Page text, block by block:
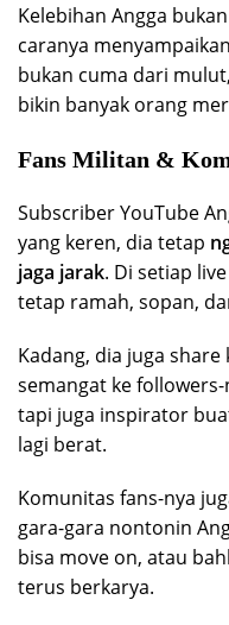
Kelebihan Angga
caranya
bukan cuma dari
bikin banyak orang
Fans Militan &
Subscriber YouTube
yang keren, dia tetap
jaga jarak. Di setiap
tetap ramah, sopan,
Kadang, dia juga
semangat ke
tapi juga inspirator
lagi berat.
Komunitas fans-nya
gara-gara nontonin
bisa move on, atau
terus berkarya.